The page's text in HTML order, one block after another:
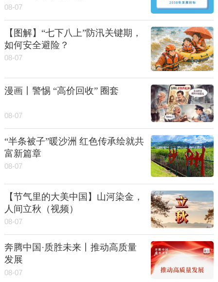
08-07
【图解】“七下八上”防汛关键期，
如何安全避险？
08-07
漫画丨警惕 “高价回收” 圈套
08-07
“半条被子”暖沙洲 红色传承绘就共
富新篇章
08-07
【节气里的大美中国】山河染金，
人间立秋（视频）
08-07
奔腾中国·质胜未来丨推动高质量
发展
08-07